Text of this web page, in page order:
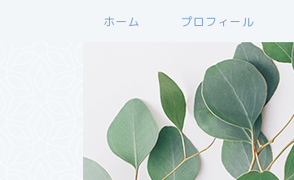
ホーム プロフィール